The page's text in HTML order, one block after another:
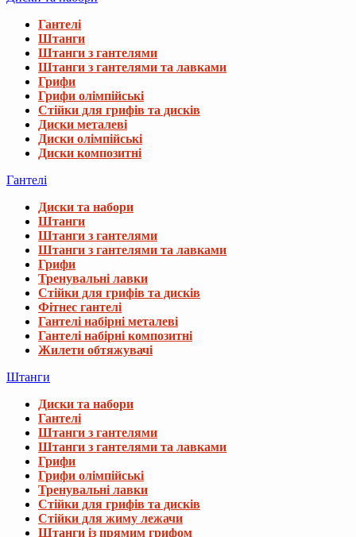
Гантелі
Штанги
Штанги з гантелями
Штанги з гантелями та лавками
Грифи
Грифи олімпійські
Стійки для грифів та дисків
Диски металеві
Диски олімпійські
Диски композитні
Гантелі
Диски та набори
Штанги
Штанги з гантелями
Штанги з гантелями та лавками
Грифи
Тренувальні лавки
Стійки для грифів та дисків
Фітнес гантелі
Гантелі набірні металеві
Гантелі набірні композитні
Жилети обтяжувачі
Штанги
Диски та набори
Гантелі
Штанги з гантелями
Штанги з гантелями та лавками
Грифи
Грифи олімпійські
Тренувальні лавки
Стійки для грифів та дисків
Стійки для жиму лежачи
Штанги із прямим грифом